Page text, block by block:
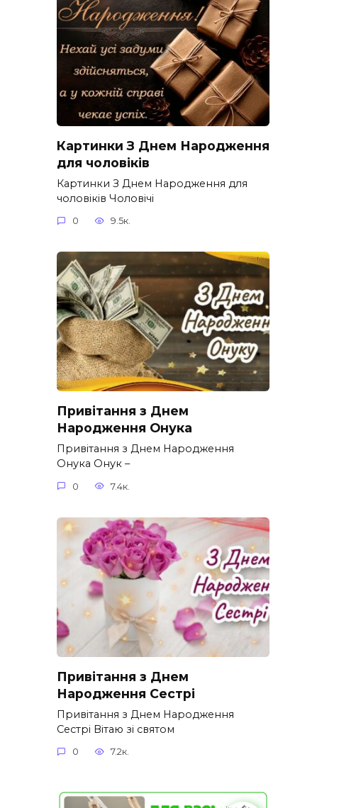
Картинки З Днем Народження
для чоловіків​
Картинки З Днем Народження для
чоловіків​ Чоловічі
0 9.5к.
Привітання з Днем
Народження Онука
Привітання з Днем Народження
Онука Онук –
0 7.4к.
Привітання з Днем
Народження Сестрі
Привітання з Днем Народження
Сестрі Вітаю зі святом
0 7.2к.